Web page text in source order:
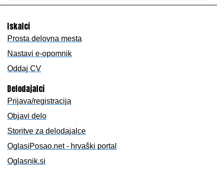
Iskalci
Prosta delovna mesta
Nastavi e-opomnik
Oddaj CV
Delodajalci
Prijava/registracija
Objavi delo
Storitve za delodajalce
OglasiPosao.net - hrvaški portal
Oglasnik.si